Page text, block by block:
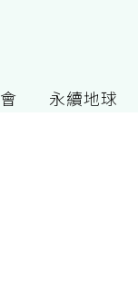
永續地球